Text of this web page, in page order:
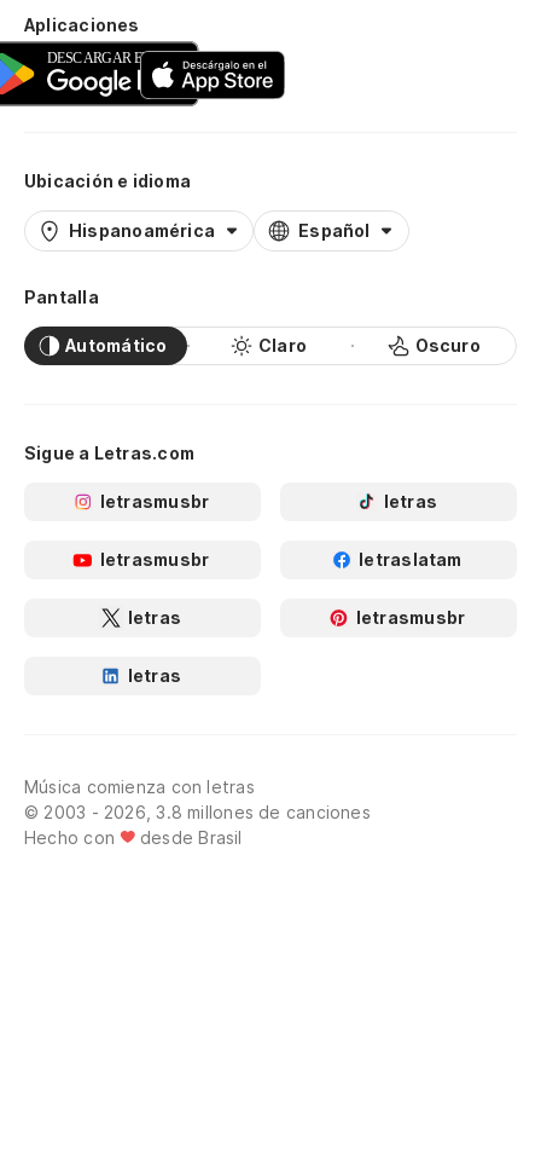
Aplicaciones
Ubicación e idioma
Hispanoamérica Español
Pantalla
Automático Claro Oscuro
Sigue a Letras.com
letrasmusbr letras
letrasmusbr letraslatam
letras letrasmusbr
letras
Música comienza con letras
© 2003 - 2026, 3.8 millones de canciones
Hecho con
desde Brasil